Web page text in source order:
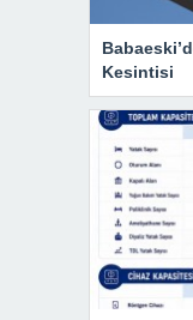
Kesintisi